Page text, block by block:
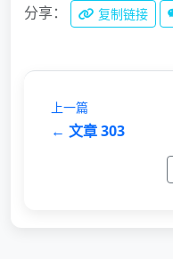
分享： 复制链接
上一篇
← 文章 303